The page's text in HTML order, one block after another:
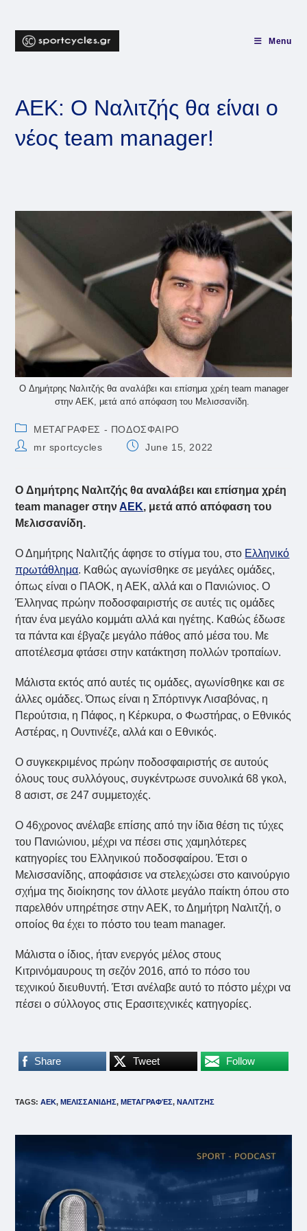
content
Menu
ΑΕΚ: O Ναλιτζής θα είναι ο
νέος team manager!
O Δημήτρης Ναλιτζής θα αναλάβει και επίσημα χρέη team manager
στην ΑΕΚ, μετά από απόφαση του Μελισσανίδη.
Post
category:
ΜΕΤΑΓΡΑΦΕΣ - ΠΟΔΟΣΦΑΙΡΟ
Postmr sportcycles
PostJune 15, 2022
O Δημήτρης Ναλιτζής θα αναλάβει και επίσημα χρέη
team manager στηνΑΕΚ, μετά από απόφαση του
Μελισσανίδη.
Ο Δημήτρης Ναλιτζής άφησε το στίγμα του, στο Ελληνικό
πρωτάθλημα. Καθώς αγωνίσθηκε σε μεγάλες ομάδες,
όπως είναι ο ΠΑΟΚ, η ΑΕΚ, αλλά και ο Πανιώνιος. Ο
Έλληνας πρώην ποδοσφαιριστής σε αυτές τις ομάδες
ήταν ένα μεγάλο κομμάτι αλλά και ηγέτης. Καθώς έδωσε
τα πάντα και έβγαζε μεγάλο πάθος από μέσα του. Με
αποτέλεσμα φτάσει στην κατάκτηση πολλών τροπαίων.
Μάλιστα εκτός από αυτές τις ομάδες, αγωνίσθηκε και σε
άλλες ομάδες. Όπως είναι η Σπόρτινγκ Λισαβόνας, η
Περούτσια, η Πάφος, η Κέρκυρα, ο Φωστήρας, ο Εθνικός
Αστέρας, η Ουντινέζε, αλλά και ο Εθνικός.
Ο συγκεκριμένος πρώην ποδοσφαιριστής σε αυτούς
όλους τους συλλόγους, συγκέντρωσε συνολικά 68 γκολ,
8 ασιστ, σε 247 συμμετοχές.
Ο 46χρονος ανέλαβε επίσης από την ίδια θέση τις τύχες
του Πανιώνιου, μέχρι να πέσει στις χαμηλότερες
κατηγορίες του Ελληνικού ποδοσφαίρου. Έτσι ο
Μελισσανίδης, αποφάσισε να στελεχώσει στο καινούργιο
σχήμα της διοίκησης τον άλλοτε μεγάλο παίκτη όπου στο
παρελθόν υπηρέτησε στην ΑΕΚ, το Δημήτρη Ναλιτζή, ο
οποίος θα έχει το πόστο του team manager.
Μάλιστα ο ίδιος, ήταν ενεργός μέλος στους
Κιτρινόμαυρους τη σεζόν 2016, από το πόσο του
τεχνικού διευθυντή. Έτσι ανέλαβε αυτό το πόστο μέχρι να
πέσει ο σύλλογος στις Ερασιτεχνικές κατηγορίες.
Share Tweet Follow
TAGS:ΑΕΚ, ΜΕΛΙΣΣΑΝΙΔΗΣ, ΜΕΤΑΓΡΑΦΈΣ, ΝΑΛΙΤΖΗΣ